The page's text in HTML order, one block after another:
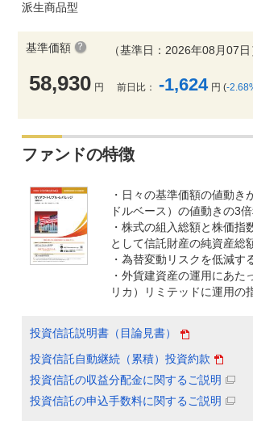
派生商品型
基準価額
58,930 円
（基準日：2026年08月07日
前日比： -1,624 円 (-
ファンドの特徴
・日々の基準価額の値動
ドルベース）の値動きの3
・株式の組入総額と株価
として信託財産の純資産総
・為替変動リスクを低減
・外貨建資産の運用にあ
リカ）リミテッドに運用の
投資信託説明書（目論見書）
投資信託自動継続（累積）投資約款
投資信託の収益分配金に関するご説明
投資信託の申込手数料に関するご説明